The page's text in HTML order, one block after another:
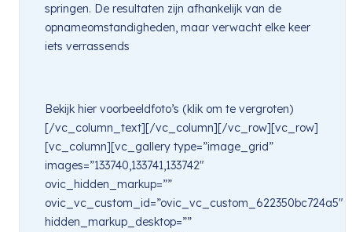
springen. De resultaten zijn afhankelijk van de
opnameomstandigheden, maar verwacht elke keer
iets verrassends
Bekijk hier voorbeeldfoto’s (klik om te vergroten)
[/vc_column_text][/vc_column][/vc_row][vc_row]
[vc_column][vc_gallery type=”image_grid”
images=”133740,133741,133742″
ovic_hidden_markup=””
ovic_vc_custom_id=”ovic_vc_custom_622350bc724a5″
hidden_markup_desktop=””